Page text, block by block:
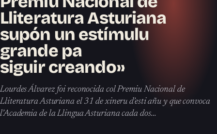
Lliteratura Asturiana
supón un estímulu
grande pa
siguir creando»
Lourdes Álvarez foi reconocida col Premiu Nacional de
Lliteratura Asturiana el 31 de xineru d’esti añu y que convoca
l’Academia de la Llingua Asturiana cada dos…